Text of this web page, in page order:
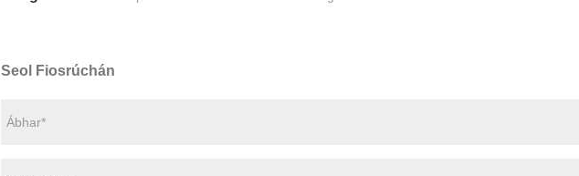
Seol Fiosrúchán